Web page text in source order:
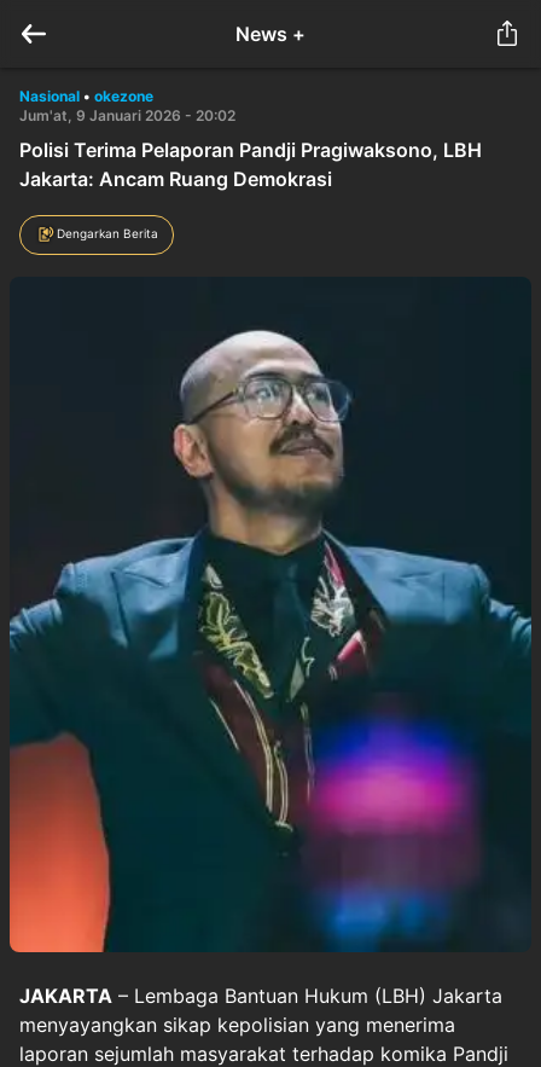
News +
Nasional • okezone
Jum'at, 9 Januari 2026 - 20:02
Polisi Terima Pelaporan Pandji Pragiwaksono, LBH
Jakarta: Ancam Ruang Demokrasi
Dengarkan Berita
JAKARTA – Lembaga Bantuan Hukum (LBH) Jakarta
menyayangkan sikap kepolisian yang menerima
laporan sejumlah masyarakat terhadap komika Pandji